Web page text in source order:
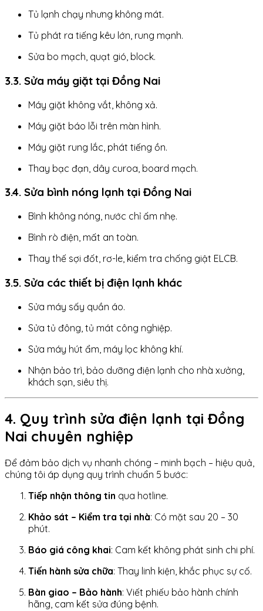
Tủ lạnh chạy nhưng không mát.
Tủ phát ra tiếng kêu lớn, rung mạnh.
Sửa bo mạch, quạt gió, block.
3.3. Sửa máy giặt tại Đồng Nai
Máy giặt không vắt, không xả.
Máy giặt báo lỗi trên màn hình.
Máy giặt rung lắc, phát tiếng ồn.
Thay bạc đạn, dây curoa, board mạch.
3.4. Sửa bình nóng lạnh tại Đồng Nai
Bình không nóng, nước chỉ ấm nhẹ.
Bình rò điện, mất an toàn.
Thay thế sợi đốt, rơ-le, kiểm tra chống giật ELCB.
3.5. Sửa các thiết bị điện lạnh khác
Sửa máy sấy quần áo.
Sửa tủ đông, tủ mát công nghiệp.
Sửa máy hút ẩm, máy lọc không khí.
Nhận bảo trì, bảo dưỡng điện lạnh cho nhà xưởng,
khách sạn, siêu thị.
4. Quy trình sửa điện lạnh tại Đồng
Nai chuyên nghiệp
Để đảm bảo dịch vụ nhanh chóng – minh bạch – hiệu quả,
chúng tôi áp dụng quy trình chuẩn 5 bước:
Tiếp nhận thông tin qua hotline.
Khảo sát – Kiểm tra tại nhà: Có mặt sau 20 – 30
phút.
Báo giá công khai: Cam kết không phát sinh chi phí.
Tiến hành sửa chữa: Thay linh kiện, khắc phục sự cố.
Bàn giao – Bảo hành: Viết phiếu bảo hành chính
hãng, cam kết sửa đúng bệnh.